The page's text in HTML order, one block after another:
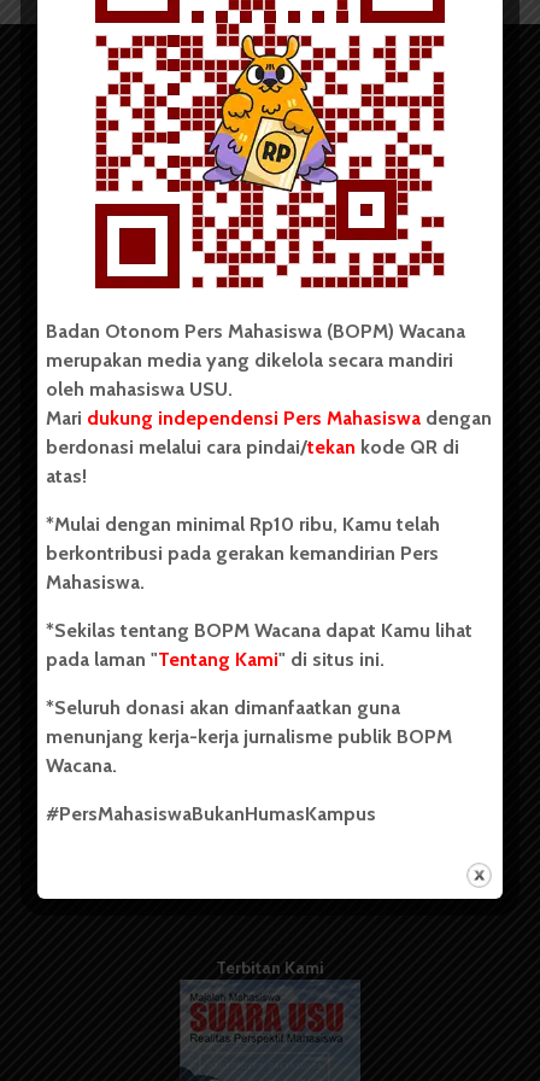
Copyright © 2023. All rights reserved BOPM WACANA.
Badan Otonom Pers Mahasiswa (BOPM) Wacana merupakan
pers mahasiswa yang berdiri di luar kampus dan dikelola
secara mandiri oleh mahasiswa Universitas Sumatera Utara
(USU). Sebelumnya BOPM Wacana merupakan salah satu
Unit Kegiatan Mahasiswa (UKM) di Universitas Sumatera
berdiri pada 1 Juli 1995.
Kontribusi
Info Iklan
Pedoman Media Siber
Kode Etik Jurnalistik
Terbitan Kami
Badan Otonom Pers Mahasiswa (BOPM) Wacana
merupakan media yang dikelola secara mandiri
oleh mahasiswa USU.
Mari dukung independensi Pers Mahasiswa dengan
berdonasi melalui cara pindai/tekan kode QR di
atas!
*Mulai dengan minimal Rp10 ribu, Kamu telah
berkontribusi pada gerakan kemandirian Pers
Mahasiswa.
*Sekilas tentang BOPM Wacana dapat Kamu lihat
pada laman "Tentang Kami" di situs ini.
*Seluruh donasi akan dimanfaatkan guna
menunjang kerja-kerja jurnalisme publik BOPM
Wacana.
#PersMahasiswaBukanHumasKampus